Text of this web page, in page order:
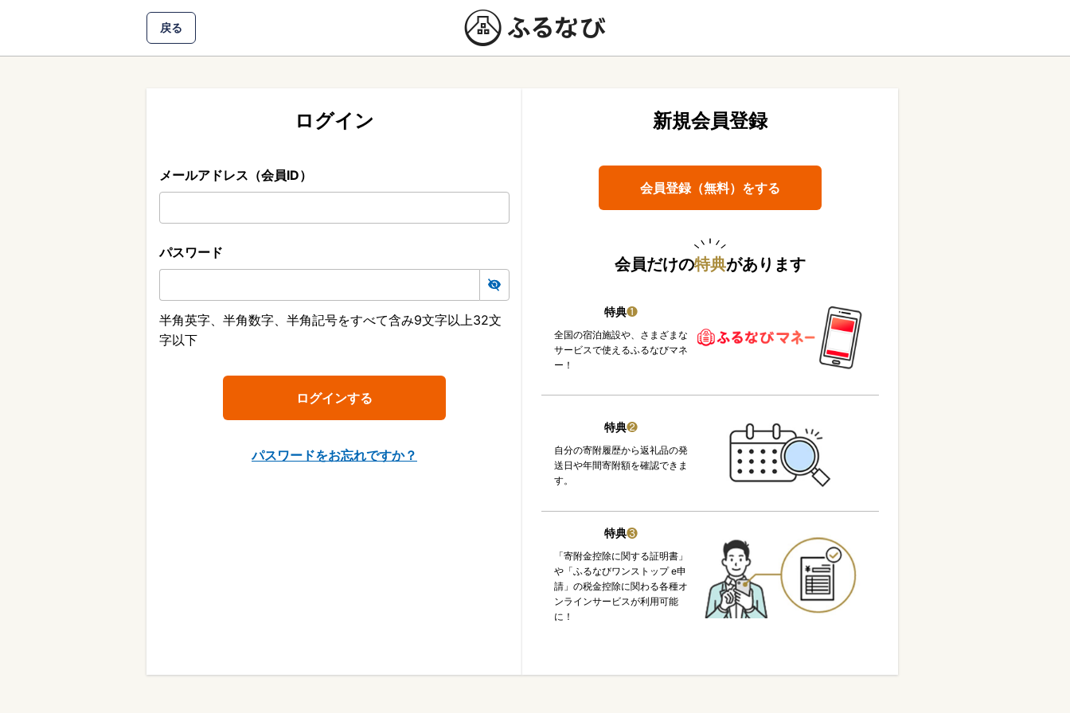
戻る
ログイン
メールアドレス（会員ID）
パスワード
半角英字、半角数字、半角記号をすべて含み9文字以上32文
字以下
パスワードをお忘れですか？
新規会員登録
会員登録（無料）をする
会員だけの特典があります
特典❶
全国の宿泊施設や、さまざまな
サービスで使えるふるなびマネ
ー！
特典❷
自分の寄附履歴から返礼品の発
送日や年間寄附額を確認できま
す。
特典❸
「寄附金控除に関する証明書」
や「ふるなびワンストップ e申
請」の税金控除に関わる各種オ
ンラインサービスが利用可能
に！